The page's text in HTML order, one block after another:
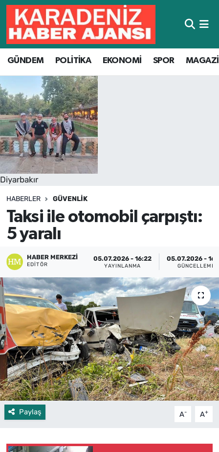
GÜNDEM POLİTİKA EKONOMİ SPOR
Diyarbakır
HABERLER GÜVENLIK
Taksi ile otomobil çarpıştı:
5 yaralı
HABER MERKEZI
EDITÖR
05.07.2026 - 16:22
YAYINLANMA
05.07.2026 -
GÜNCELLEME
Paylaş A- A+
Hava Durumu
Trafik Durumu
Süper Lig Puan Durumu ve Fikstür
Tüm Manşetler
Son Dakika Haberleri
Haber Arşivi